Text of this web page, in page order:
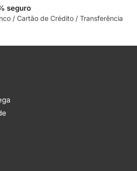
seguro
/ Cartão de Crédito / Transferência